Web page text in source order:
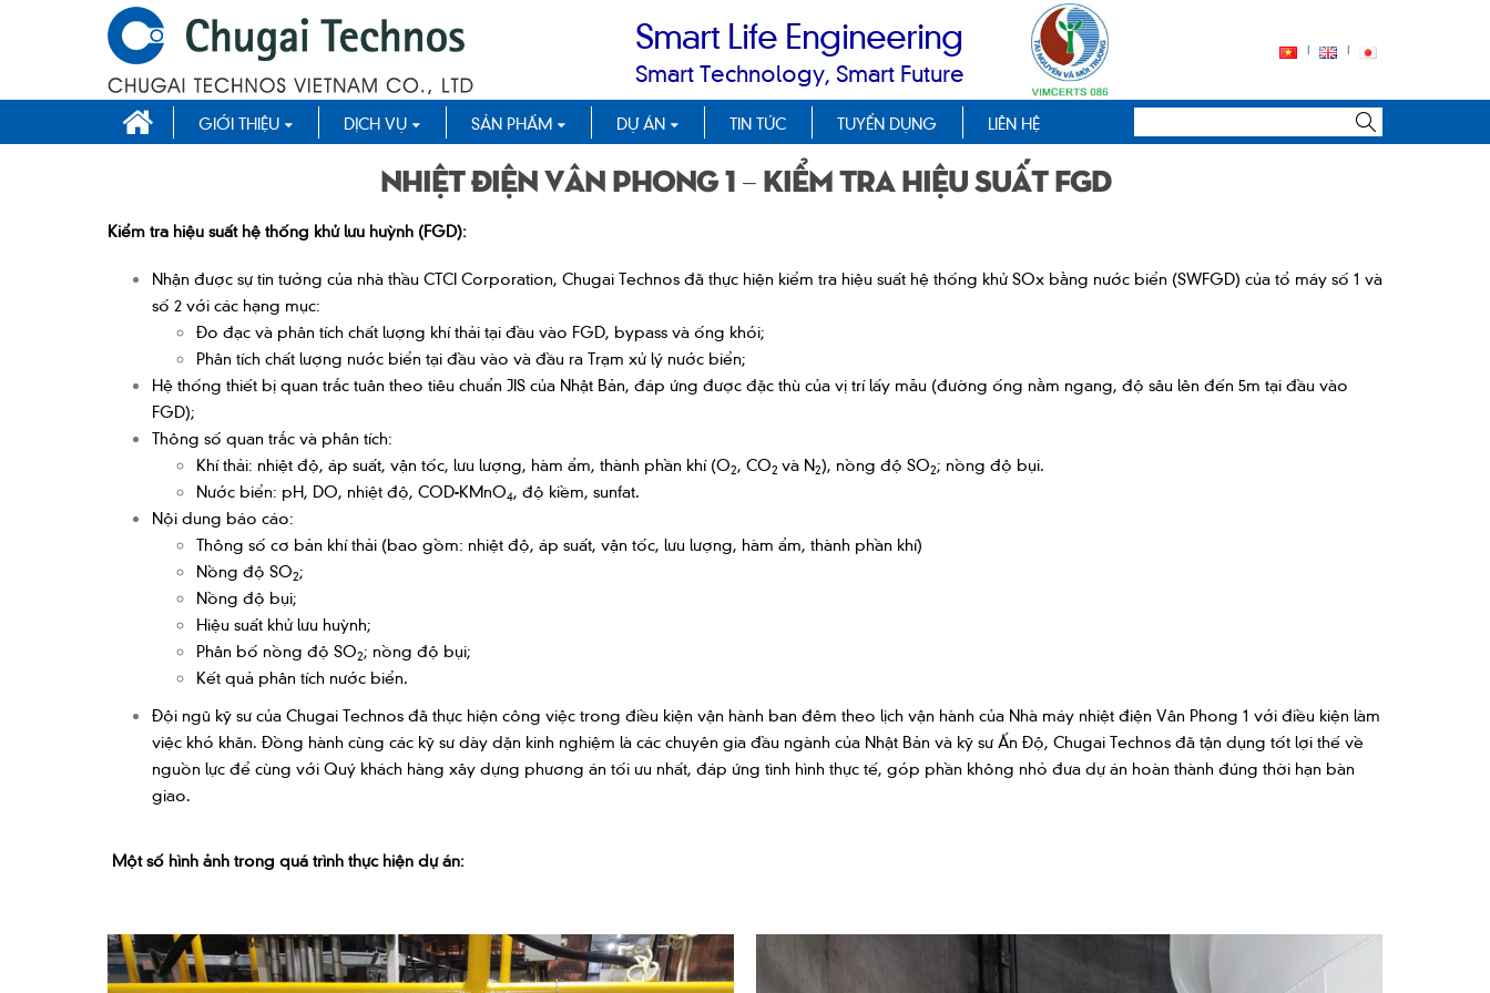
Smart Life Engineering
Smart Technology, Smart Future
GIỚI THIỆU DỊCH VỤ SẢN PHẨM DỰ ÁN TIN TỨC TUYỂN DỤNG LIÊN HỆ
Nhiệt điện Vân Phong 1 – Kiểm tra hiệu suất FGD
Kiểm tra hiệu suất hệ thống khử lưu huỳnh (FGD):
Nhận được sự tin tưởng của nhà thầu CTCI Corporation, Chugai Technos đã thực hiện kiểm tra hiệu suất hệ thống khử SOx bằng nước biển (SWFGD) của tổ máy số 1 và
số 2 với các hạng mục:
Đo đạc và phân tích chất lượng khí thải tại đầu vào FGD, bypass và ống khói;
Phân tích chất lượng nước biển tại đầu vào và đầu ra Trạm xử lý nước biển;
Hệ thống thiết bị quan trắc tuân theo tiêu chuẩn JIS của Nhật Bản, đáp ứng được đặc thù của vị trí lấy mẫu (đường ống nằm ngang, độ sâu lên đến 5m tại đầu vào
FGD);
Thông số quan trắc và phân tích:
Khí thải: nhiệt độ, áp suất, vận tốc, lưu lượng, hàm ẩm, thành phần khí (O2, CO2 và N2), nồng độ SO2; nồng độ bụi.
Nước biển: pH, DO, nhiệt độ, COD-KMnO4, độ kiềm, sunfat.
Nội dung báo cáo:
Thông số cơ bản khí thải (bao gồm: nhiệt độ, áp suất, vận tốc, lưu lượng, hàm ẩm, thành phần khí)
Nồng độ SO2;
Nồng độ bụi;
Hiệu suất khử lưu huỳnh;
Phân bố nồng độ SO2; nồng độ bụi;
Kết quả phân tích nước biển.
Đội ngũ kỹ sư của Chugai Technos đã thực hiện công việc trong điều kiện vận hành ban đêm theo lịch vận hành của Nhà máy nhiệt điện Vân Phong 1 với điều kiện làm
việc khó khăn. Đồng hành cùng các kỹ sư dày dặn kinh nghiệm là các chuyên gia đầu ngành của Nhật Bản và kỹ sư Ấn Độ, Chugai Technos đã tận dụng tốt lợi thế về
nguồn lực để cùng với Quý khách hàng xây dựng phương án tối ưu nhất, đáp ứng tình hình thực tế, góp phần không nhỏ đưa dự án hoàn thành đúng thời hạn bàn
giao.
Một số hình ảnh trong quá trình thực hiện dự án: